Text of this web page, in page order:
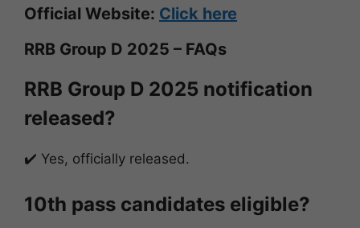
Official Website: Click here
RRB Group D 2025 – FAQs
RRB Group D 2025 notification
released?
✔️ Yes, officially released.
10th pass candidates eligible?